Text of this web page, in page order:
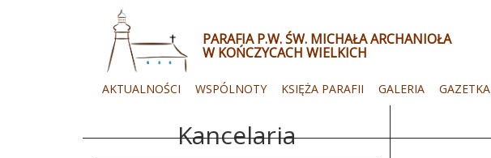
PARAFIA P.W. ŚW. MICHAŁA ARCHANIOŁA
W KOŃCZYCACH WIELKICH
WSPÓLNOTY KSIĘŻA PARAFII GALERIA GAZETKA
AKTUALNOŚCI
Kancelaria